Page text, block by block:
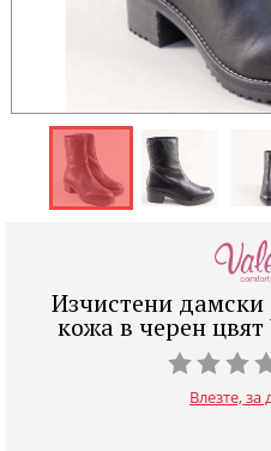
Изчистени дамски
кожа в черен цвят
Влезте, за